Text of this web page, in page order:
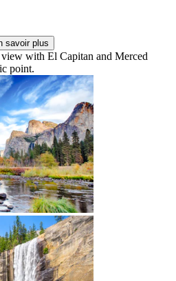
savoir plus
with El Capitan and Merced
point.